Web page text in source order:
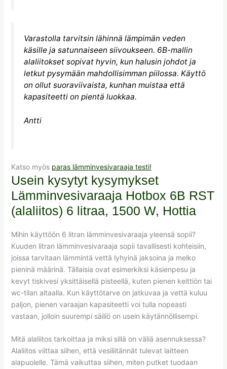
Varastolla tarvitsin lähinnä lämpimän veden
käsille ja satunnaiseen siivoukseen. 6B-mallin
alaliitokset sopivat hyvin, kun halusin johdot ja
letkut pysymään mahdollisimman piilossa. Käyttö
on ollut suoraviivaista, kunhan muistaa että
kapasiteetti on pientä luokkaa.
Antti
Katso myös paras lämminvesivaraaja testi!
Usein kysytyt kysymykset
Lämminvesivaraaja Hotbox 6B RST
(alaliitos) 6 litraa, 1500 W, Hottia
Mihin käyttöön 6 litran lämminvesivaraaja yleensä sopii?
Kuuden litran lämminvesivaraaja sopii tavallisesti kohteisiin,
joissa tarvitaan lämmintä vettä lyhyinä jaksoina ja melko
pieninä määrinä. Tällaisia ovat esimerkiksi käsienpesu ja
kevyt tiskivesi yksittäisellä pisteellä, kuten pienen keittiön tai
wc-tilan altaalla. Kun käyttötarve on jatkuvaa ja vettä kuluu
paljon, pienen varaajan kapasiteetti voi tulla nopeasti
vastaan, jolloin suurempi säiliö on usein käytännöllisempi.
Mitä alaliitos tarkoittaa ja miksi sillä on väliä asennuksessa?
Alaliitos viittaa siihen, että vesiliitännät tulevat laitteen
alapuolelle. Tämä vaikuttaa siihen, miten putket tuodaan